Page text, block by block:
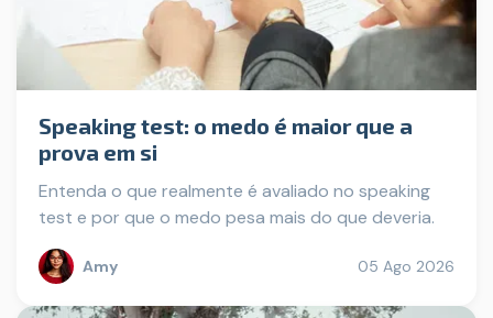
Speaking test: o medo é maior que a
prova em si
Entenda o que realmente é avaliado no speaking
test e por que o medo pesa mais do que deveria.
Amy 05 Ago 2026